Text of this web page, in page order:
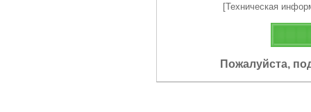
[Техническая
Пожалуйста,